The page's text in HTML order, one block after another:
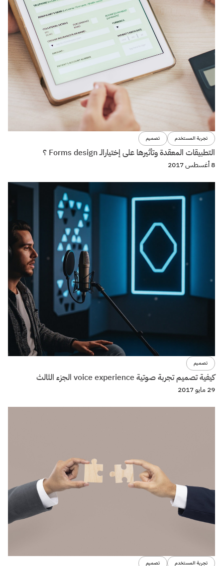
تجربة المستخدم تصميم
التطبيقات المعقدة وتأثيرها على إختيارالـ Forms design ؟
8 أغسطس 2017
تصميم
كيفية تصميم تجربة صوتية voice experience الجزء الثالث
29 مايو 2017
تجربة المستخدم تصميم